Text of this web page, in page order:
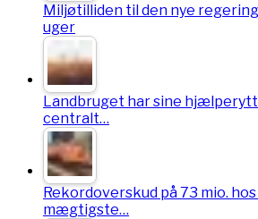
Miljøtilliden til den nye
uger
Landbruget har sine
centralt…
Rekordoverskud på 73 mio.
mægtigste…